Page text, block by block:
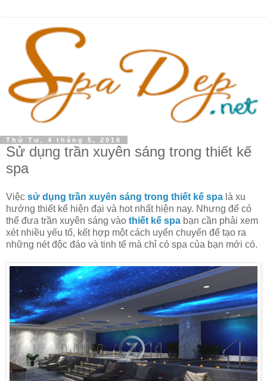
Thứ Tư, 4 tháng 5, 2016
Sử dụng trần xuyên sáng trong thiết kế
spa
Việc sử dụng trần xuyên sáng trong thiết kế spa là xu
hướng thiết kế hiện đại và hot nhất hiện nay. Nhưng để có
thể đưa trần xuyên sáng vào thiết kế spa bạn cần phải xem
xét nhiều yếu tố, kết hợp một cách uyển chuyển để tạo ra
những nét độc đáo và tinh tế mà chỉ có spa của bạn mới có.